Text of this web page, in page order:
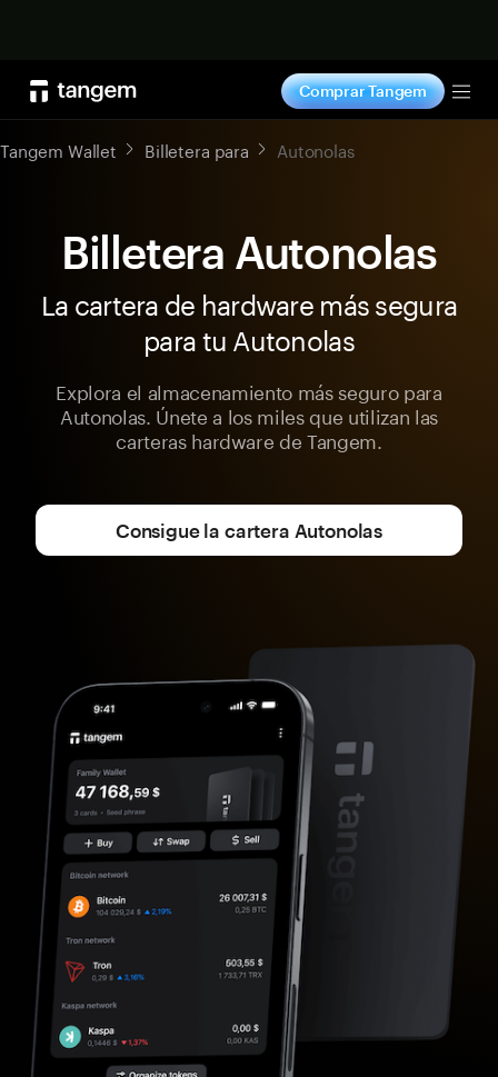
Comprar Tangem
Tangem Wallet Billetera para Autonolas
Billetera Autonolas
La cartera de hardware más segura
para tu Autonolas
Explora el almacenamiento más seguro para
Autonolas. Únete a los miles que utilizan las
carteras hardware de Tangem.
Consigue la cartera Autonolas